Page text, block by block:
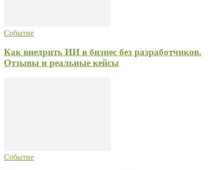
Событие
Как внедрить ИИ в бизнес без разработчиков.
Отзывы и реальные кейсы
Событие